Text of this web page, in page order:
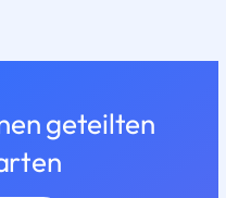
geteilten